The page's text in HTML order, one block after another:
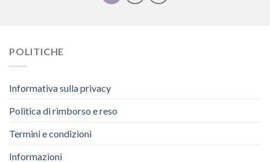
POLITICHE
Informativa sulla privacy
Politica di rimborso e reso
Termini e condizioni
Informazioni